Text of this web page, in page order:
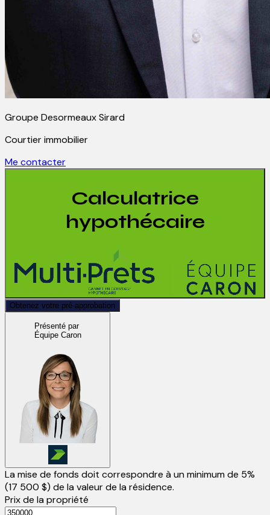
Groupe Desormeaux Sirard
Courtier immobilier
Me contacter
Calculatrice
hypothécaire
Obtenez votre pré-approbation
Présenté par
Équipe Caron
La mise de fonds doit correspondre à un minimum de 5%
(17 500 $) de la valeur de la résidence.
Prix de la propriété